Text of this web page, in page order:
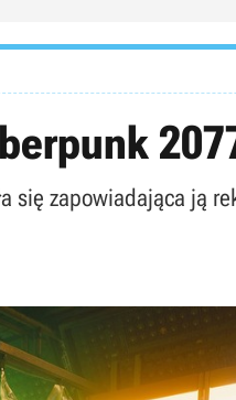
się zapowiadająca ją